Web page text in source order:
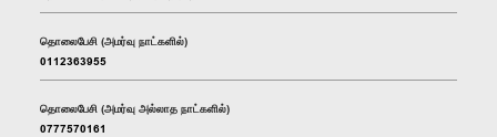
தொலைபேசி (அமர்வு நாட்களில்)
0112363955
தொலைபேசி (அமர்வு அல்லாத நாட்களில்)
0777570161